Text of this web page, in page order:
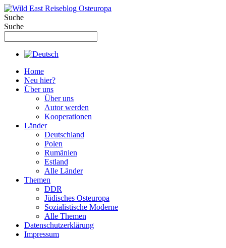
Zum
Inhalt
springen
Suche
Suche
Home
Neu hier?
Über uns
Über uns
Autor werden
Kooperationen
Länder
Deutschland
Polen
Rumänien
Estland
Alle Länder
Themen
DDR
Jüdisches Osteuropa
Sozialistische Moderne
Alle Themen
Datenschutzerklärung
Impressum